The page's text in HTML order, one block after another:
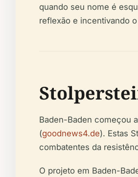
quando seu nome é
reflexão e incentivando
Baden-Baden começou
(goodnews4.de). Estas
combatentes da
O projeto em Baden-